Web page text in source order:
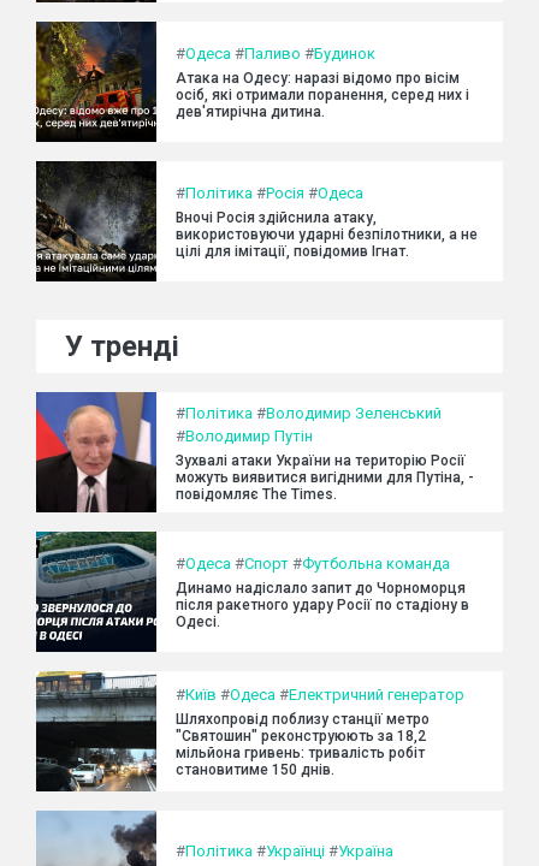
#Одеса #Паливо #Будинок
Атака на Одесу: наразі відомо про вісім
осіб, які отримали поранення, серед них і
дев'ятирічна дитина.
#Політика #Росія #Одеса
Вночі Росія здійснила атаку,
використовуючи ударні безпілотники, а не
цілі для імітації, повідомив Ігнат.
У тренді
#Політика #Володимир Зеленський
#Володимир Путін
Зухвалі атаки України на територію Росії
можуть виявитися вигідними для Путіна, -
повідомляє The Times.
#Одеса #Спорт #Футбольна команда
Динамо надіслало запит до Чорноморця
після ракетного удару Росії по стадіону в
Одесі.
#Київ #Одеса #Електричний генератор
Шляхопровід поблизу станції метро
"Святошин" реконструюють за 18,2
мільйона гривень: тривалість робіт
становитиме 150 днів.
#Політика #Українці #Україна